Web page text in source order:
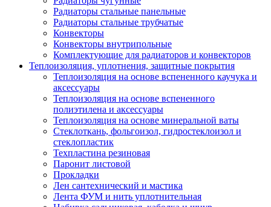
Радиаторы стальные панельные
Радиаторы стальные трубчатые
Конвекторы
Конвекторы внутрипольные
Комплектующие для радиаторов и конвекторов
Теплоизоляция, уплотнения, защитные покрытия
Теплоизоляция на основе вспененного каучука и
аксессуары
Теплоизоляция на основе вспененного
полиэтилена и аксессуары
Теплоизоляция на основе минеральной ваты
Стеклоткань, фольгоизол, гидростеклоизол и
стеклопластик
Техпластина резиновая
Паронит листовой
Прокладки
Лен сантехнический и мастика
Лента ФУМ и нить уплотнительная